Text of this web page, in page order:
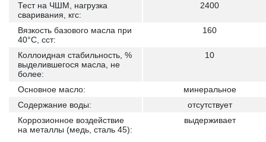
Тест на ЧШМ, нагрузка
сваривания, кгс:
2400
Вязкость базового масла при
40°C, сст:
160
Коллоидная стабильность, %
выделившегося масла, не
более:
10
Основное масло:
минеральное
Содержание воды:
отсутствует
Коррозионное воздействие
на металлы (медь, сталь 45):
выдерживает